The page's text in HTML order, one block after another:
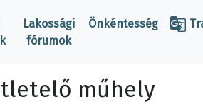
Lakossági
fórumok
Önkéntesség 
műhely